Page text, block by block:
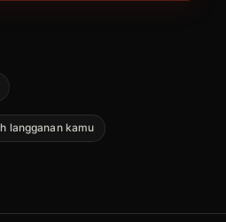
langganan kamu